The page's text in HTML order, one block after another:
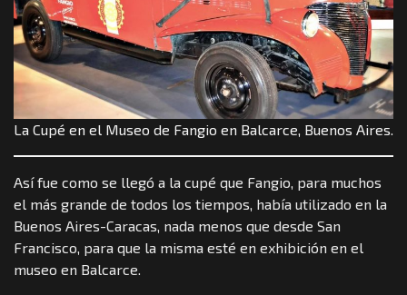
La Cupé en el Museo de Fangio en Balcarce, Buenos Aires.
Así fue como se llegó a la cupé que Fangio, para muchos
el más grande de todos los tiempos, había utilizado en la
Buenos Aires-Caracas, nada menos que desde San
Francisco, para que la misma esté en exhibición en el
museo en Balcarce.